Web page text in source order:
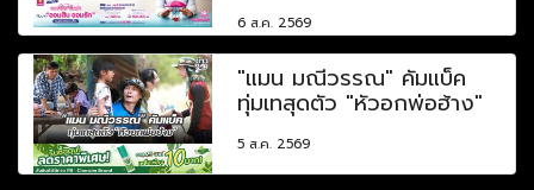
6 ส.ค. 2569
"แมน มณีวรรณ" คัมแบ็ค
ทุ่มเทสุดตัว "หัวอกพ่อฮ้าง"
5 ส.ค. 2569